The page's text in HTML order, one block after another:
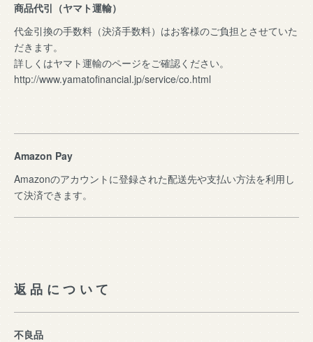
商品代引（ヤマト運輸）
代金引換の手数料（決済手数料）はお客様のご負担とさせていた
だきます。
詳しくはヤマト運輸のページをご確認ください。
http://www.yamatofinancial.jp/service/co.html
Amazon Pay
Amazonのアカウントに登録された配送先や支払い方法を利用し
て決済できます。
返品について
不良品